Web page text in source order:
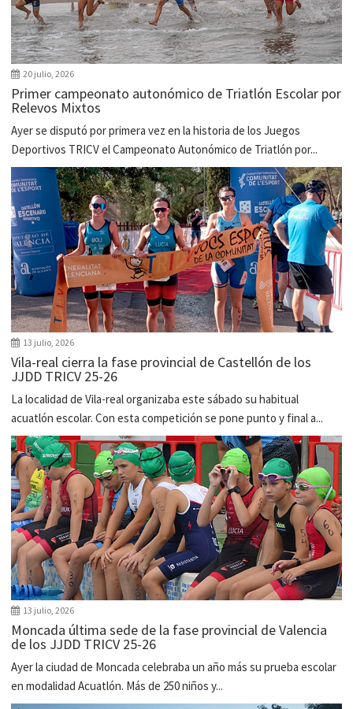
20 julio, 2026
Primer campeonato autonómico de Triatlón Escolar por
Relevos Mixtos
Ayer se disputó por primera vez en la historia de los Juegos
Deportivos TRICV el Campeonato Autonómico de Triatlón por...
13 julio, 2026
Vila-real cierra la fase provincial de Castellón de los
JJDD TRICV 25-26
La localidad de Vila-real organizaba este sábado su habitual
acuatlón escolar. Con esta competición se pone punto y final a...
13 julio, 2026
Moncada última sede de la fase provincial de Valencia
de los JJDD TRICV 25-26
Ayer la ciudad de Moncada celebraba un año más su prueba escolar
en modalidad Acuatlón. Más de 250 niños y...